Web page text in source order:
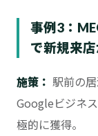
事例3：
で新規来
施策： 駅前の
Googleビジネ
極的に獲得。